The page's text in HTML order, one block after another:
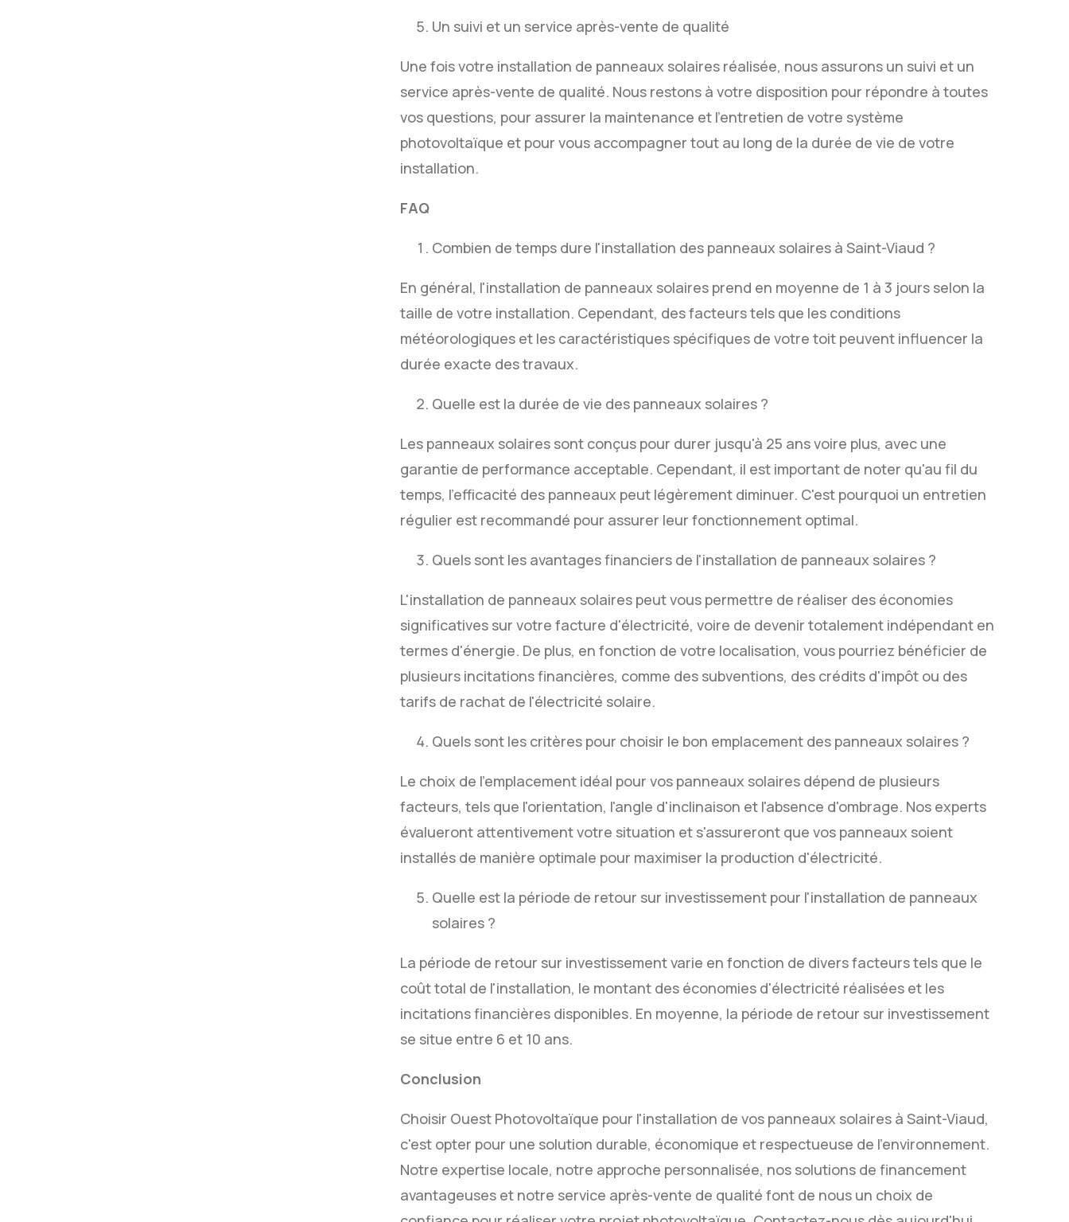
Un suivi et un service après-vente de qualité
Une fois votre installation de panneaux solaires réalisée, nous assurons un suivi et un
service après-vente de qualité. Nous restons à votre disposition pour répondre à toutes
vos questions, pour assurer la maintenance et l'entretien de votre système
photovoltaïque et pour vous accompagner tout au long de la durée de vie de votre
installation.
FAQ
Combien de temps dure l'installation des panneaux solaires à Saint-Viaud ?
En général, l'installation de panneaux solaires prend en moyenne de 1 à 3 jours selon la
taille de votre installation. Cependant, des facteurs tels que les conditions
météorologiques et les caractéristiques spécifiques de votre toit peuvent influencer la
durée exacte des travaux.
Quelle est la durée de vie des panneaux solaires ?
Les panneaux solaires sont conçus pour durer jusqu'à 25 ans voire plus, avec une
garantie de performance acceptable. Cependant, il est important de noter qu'au fil du
temps, l'efficacité des panneaux peut légèrement diminuer. C'est pourquoi un entretien
régulier est recommandé pour assurer leur fonctionnement optimal.
Quels sont les avantages financiers de l'installation de panneaux solaires ?
L'installation de panneaux solaires peut vous permettre de réaliser des économies
significatives sur votre facture d'électricité, voire de devenir totalement indépendant en
termes d'énergie. De plus, en fonction de votre localisation, vous pourriez bénéficier de
plusieurs incitations financières, comme des subventions, des crédits d'impôt ou des
tarifs de rachat de l'électricité solaire.
Quels sont les critères pour choisir le bon emplacement des panneaux solaires ?
Le choix de l'emplacement idéal pour vos panneaux solaires dépend de plusieurs
facteurs, tels que l'orientation, l'angle d'inclinaison et l'absence d'ombrage. Nos experts
évalueront attentivement votre situation et s'assureront que vos panneaux soient
installés de manière optimale pour maximiser la production d'électricité.
Quelle est la période de retour sur investissement pour l'installation de panneaux
solaires ?
La période de retour sur investissement varie en fonction de divers facteurs tels que le
coût total de l'installation, le montant des économies d'électricité réalisées et les
incitations financières disponibles. En moyenne, la période de retour sur investissement
se situe entre 6 et 10 ans.
Conclusion
Choisir Ouest Photovoltaïque pour l'installation de vos panneaux solaires à Saint-Viaud,
c'est opter pour une solution durable, économique et respectueuse de l'environnement.
Notre expertise locale, notre approche personnalisée, nos solutions de financement
avantageuses et notre service après-vente de qualité font de nous un choix de